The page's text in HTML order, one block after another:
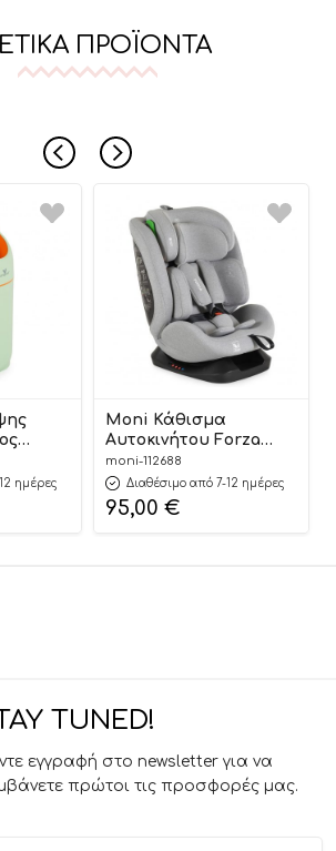
ΠΡΟΪΌΝΤΑ
–
ημέρες
Moni Κάθισμα
Αυτοκινήτου Forza
Dark Grey 40-150cm
3801005153725
moni-112688
Διαθέσιμο από 7-12 ημέρες
95,00 €
TUNED!
εγγραφή στο newsletter για να
πρώτοι τις προσφορές μας.